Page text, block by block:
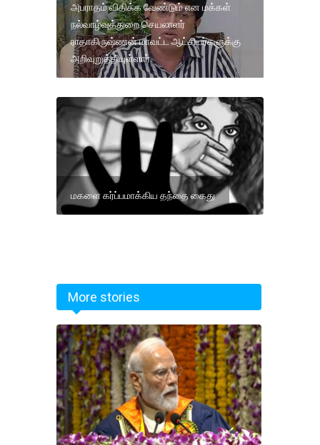
அபராதம் விதிக்க வேண்டும் என மக்கள்
நல்வாழ்வுத்துறை செயலாளர்
ராதாகிருஷ்ணன் மாவட்ட ஆட்சியர்களுக்கு
அறிவுறுத்தியுள்ளார்.
மகளை கர்ப்பமாக்கிய தந்தை கைது
More stories